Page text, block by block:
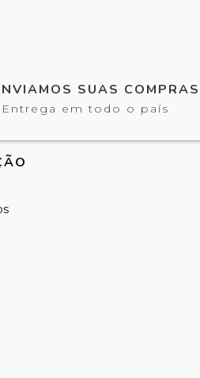
SUAS COMPRAS
Entrega em todo o país